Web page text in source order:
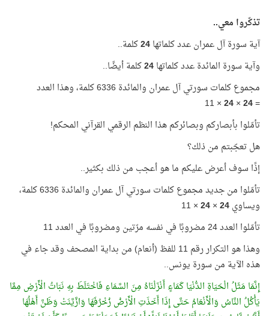
تذكّروا معي..
آية سورة آل عمران عدد كلماتها24كلمة..
وآية سورة المائدة عدد كلماتها24كلمة أيضًا..
مجموع كلمات سورتي آل عمران والمائدة 6336 كلمة، وهذا العدد
=
24
×
24
× 11
تأمّلوا بأبصاركم وبصائركم هذا النظم الرقمي القرآني المحكم!
هل تعجّبتم من ذلك؟
إذًا سوف أعرض عليكم ما هو أعجب من ذلك بكثير..
تأمّلوا من جديد مجموع كلمات سورتي آل عمران والمائدة 6336 كلمة،
ويساوي24
×
24
× 11
تأمّلوا العدد 24 مضروبًا في نفسه مرّتين ومضروبًا في العدد 11
وهذا هو التكرار رقم 11 للفظ (أنعام) من بداية المصحف وقد جاء في
هذه الآية من سورة يونس..
إِنَّمَا مَثَلُ الْحَيَاةِ الدُّنْيَا كَمَاءٍ أَنْزَلْنَاهُ مِنَ السَّمَاءِ فَاخْتَلَطَ بِهِ نَبَاتُ الْأَرْضِ مِمَّا
يَأْكُلُ النَّاسُ وَالْأَنْعَامُ حَتَّى إِذَا أَخَذَتِ الْأَرْضُ زُخْرُفَهَا وَازَّيَّنَتْ وَظَنَّ أَهْلُهَا